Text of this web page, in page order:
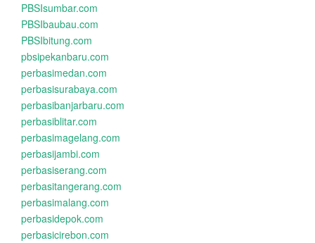
PBSIsumbar.com
PBSIbaubau.com
PBSIbitung.com
pbsipekanbaru.com
perbasimedan.com
perbasisurabaya.com
perbasibanjarbaru.com
perbasiblitar.com
perbasimagelang.com
perbasijambi.com
perbasiserang.com
perbasitangerang.com
perbasimalang.com
perbasidepok.com
perbasicirebon.com